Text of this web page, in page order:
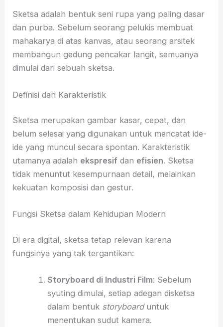
Sketsa adalah bentuk seni rupa yang paling dasar
dan purba. Sebelum seorang pelukis membuat
mahakarya di atas kanvas, atau seorang arsitek
membangun gedung pencakar langit, semuanya
dimulai dari sebuah sketsa.
Definisi dan Karakteristik
Sketsa merupakan gambar kasar, cepat, dan
belum selesai yang digunakan untuk mencatat ide-
ide yang muncul secara spontan. Karakteristik
utamanya adalah ekspresif dan efisien. Sketsa
tidak menuntut kesempurnaan detail, melainkan
kekuatan komposisi dan gestur.
Fungsi Sketsa dalam Kehidupan Modern
Di era digital, sketsa tetap relevan karena
fungsinya yang tak tergantikan:
Storyboard di Industri Film: Sebelum
syuting dimulai, setiap adegan disketsa
dalam bentuk storyboarduntuk
menentukan sudut kamera.